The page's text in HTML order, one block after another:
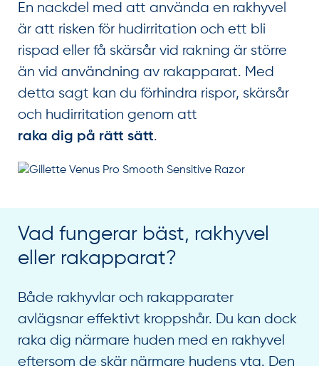
En nackdel med att använda en rakhyvel
är att risken för hudirritation och ett bli
rispad eller få skärsår vid rakning är större
än vid användning av rakapparat. Med
detta sagt kan du förhindra rispor, skärsår
och hudirritation genom att
raka dig på rätt sätt.
Vad fungerar bäst, rakhyvel
eller rakapparat?
Både rakhyvlar och rakapparater
avlägsnar effektivt kroppshår. Du kan dock
raka dig närmare huden med en rakhyvel
eftersom de skär närmare hudens yta. Den